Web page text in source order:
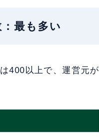
最も多い
400以上で、運営元